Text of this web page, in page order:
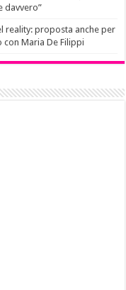
davvero”
reality: proposta anche per
Maria De Filippi